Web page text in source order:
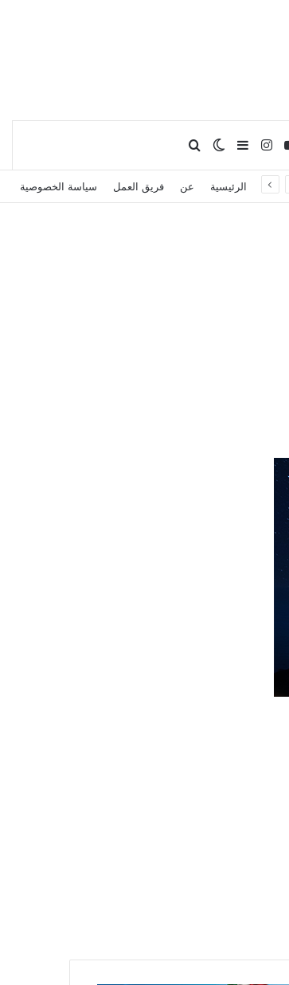
يوتيوبانستقرامإضافة عمود جانبي
الوضع المظلم
بحث عن
الرئيسية عن فريق العمل سياسة الخصوصية